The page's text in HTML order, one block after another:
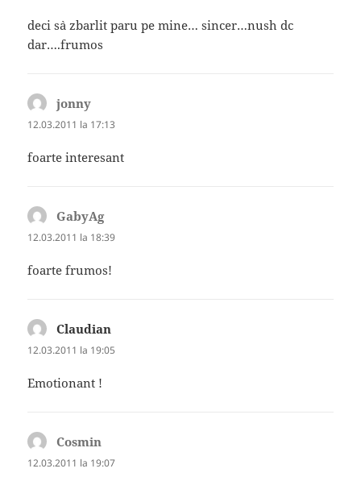
deci s`a zbarlit paru pe mine… sincer…nush dc
dar….frumos
jonny
12.03.2011 la 17:13
foarte interesant
GabyAgspune:
12.03.2011 la 18:39
foarte frumos!
Claudian
12.03.2011 la 19:05
Emotionant !
Cosmin
12.03.2011 la 19:07